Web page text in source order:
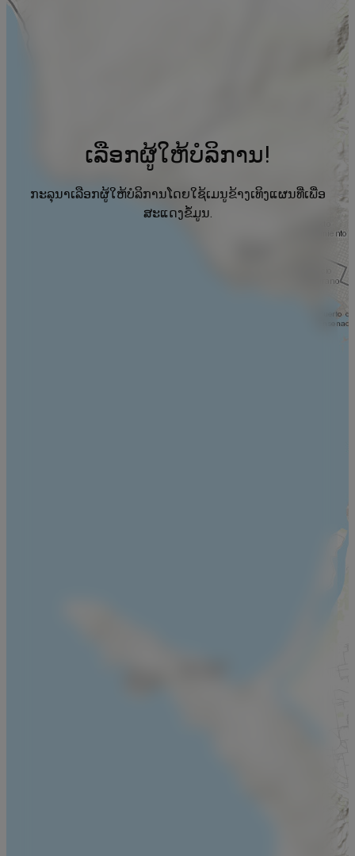
ເລືອກຜູ້ໃຫ້ບໍລິການ!
ກະລຸນາເລືອກຜູ້ໃຫ້ບໍລິການໂດຍໃຊ້ເມນູຂ້າງເທິງແຜນທີ່ເພື່ອ
ສະແດງຂໍ້ມູນ.